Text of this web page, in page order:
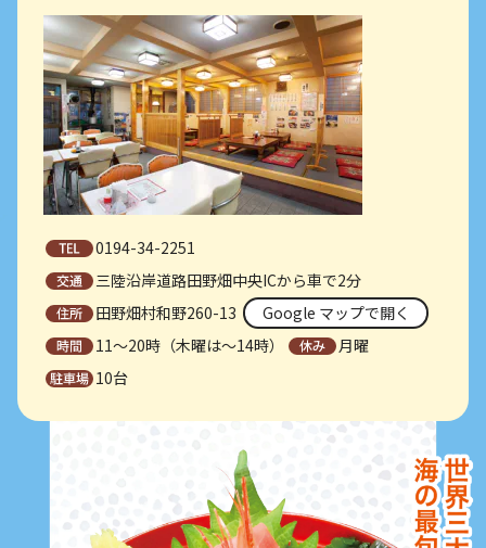
0194-34-2251
三陸沿岸道路田野畑中央ICから車で2分
田野畑村和野260-13
Google マップで開く
11～20時（木曜は～14時）
月曜
10台